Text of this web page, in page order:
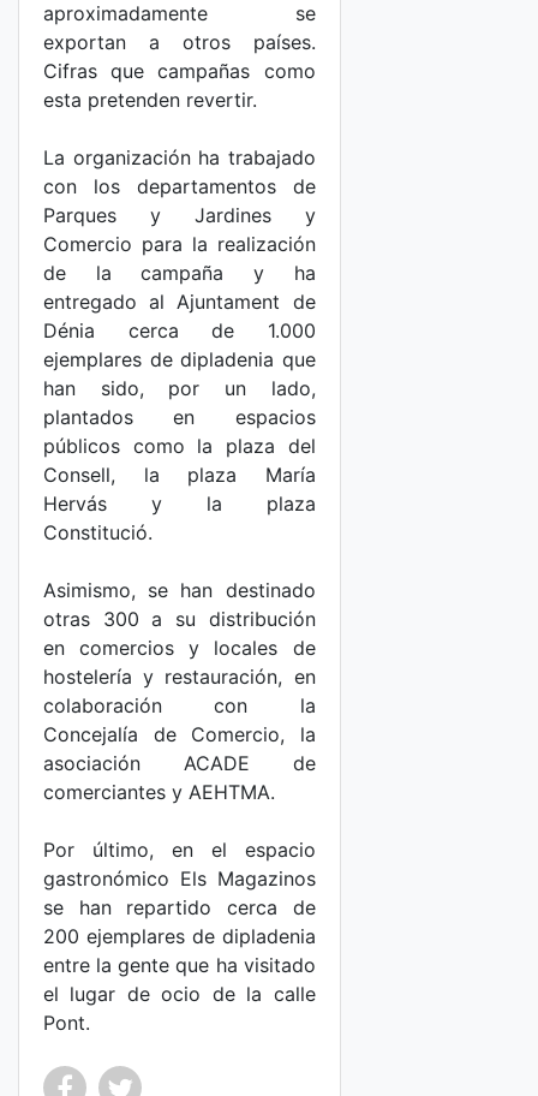
aproximadamente se
exportan a otros países.
Cifras que campañas como
esta pretenden revertir.
La organización ha trabajado
con los departamentos de
Parques y Jardines y
Comercio para la realización
de la campaña y ha
entregado al Ajuntament de
Dénia cerca de 1.000
ejemplares de dipladenia que
han sido, por un lado,
plantados en espacios
públicos como la plaza del
Consell, la plaza María
Hervás y la plaza
Constitució.
Asimismo, se han destinado
otras 300 a su distribución
en comercios y locales de
hostelería y restauración, en
colaboración con la
Concejalía de Comercio, la
asociación ACADE de
comerciantes y AEHTMA.
Por último, en el espacio
gastronómico Els Magazinos
se han repartido cerca de
200 ejemplares de dipladenia
entre la gente que ha visitado
el lugar de ocio de la calle
Pont.